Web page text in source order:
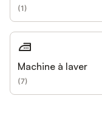
(1)
Machine à laver
(7)